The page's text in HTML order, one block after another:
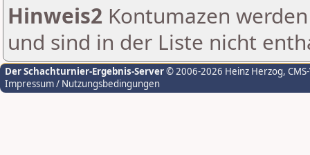
Hinweis2 Kontumazen
und sind in der Liste nicht
Der Schachturnier-Ergebnis-Server© 2006-2026 Heinz Herzog,
Impressum / Nutzungsbedingungen